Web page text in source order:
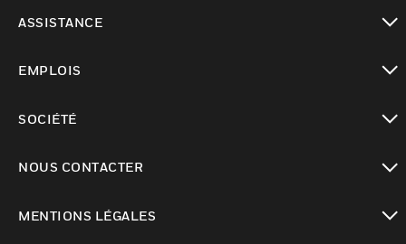
ASSISTANCE
EMPLOIS
SOCIÉTÉ
NOUS CONTACTER
MENTIONS LÉGALES